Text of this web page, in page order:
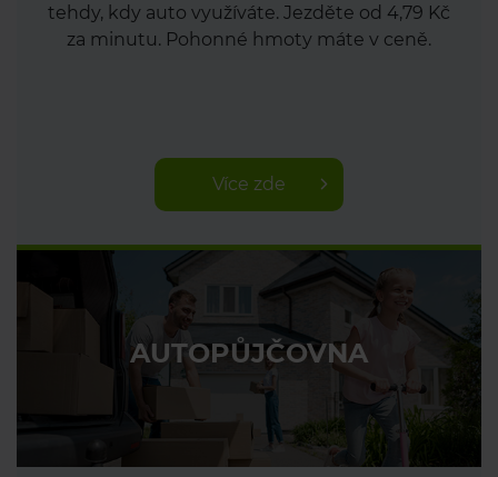
tehdy, kdy auto využíváte. Jezděte od 4,79 Kč
za minutu. Pohonné hmoty máte v ceně.
Více zde
AUTOPŮJČOVNA